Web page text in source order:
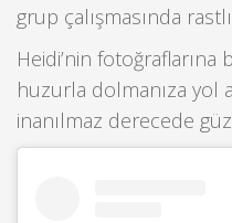
grup çalışmasında
Heidi’nin fotoğraflarına
huzurla dolmanıza yol
inanılmaz derecede